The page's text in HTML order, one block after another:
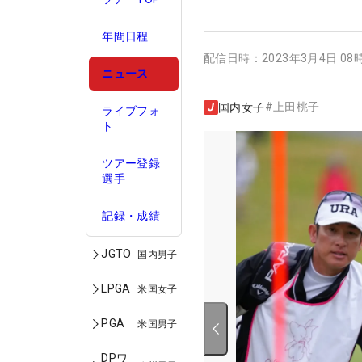
年間日程
ニュース
ライブフォ
ト
ツアー登録
選手
記録・成績
JGTO 国内男子
LPGA 米国女子
PGA 米国男子
DPワ
配信日時： 2023年3月4日 08
国内女子# 上田桃子